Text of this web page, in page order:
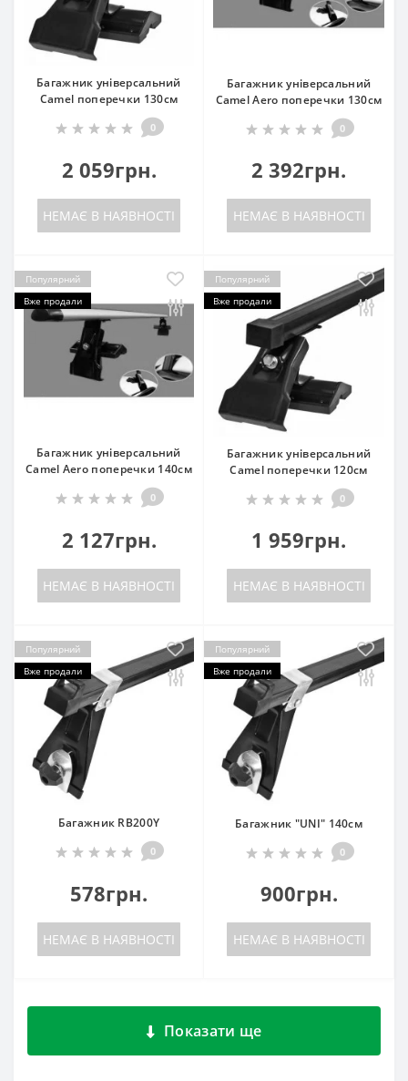
Багажник універсальний
Camel поперечки 130см
0
2 059грн.
НЕМАЄ В НАЯВНОСТІ
Багажник універсальний
Camel Aero поперечки 130см
0
2 392грн.
НЕМАЄ В НАЯВНОСТІ
Популярний
Вже продали
Багажник універсальний
Camel Aero поперечки 140см
0
2 127грн.
НЕМАЄ В НАЯВНОСТІ
Популярний
Вже продали
Багажник універсальний
Camel поперечки 120см
0
1 959грн.
НЕМАЄ В НАЯВНОСТІ
Популярний
Вже продали
Багажник RB200Y
0
578грн.
НЕМАЄ В НАЯВНОСТІ
Популярний
Вже продали
Багажник "UNI" 140см
0
900грн.
НЕМАЄ В НАЯВНОСТІ
Показати ще